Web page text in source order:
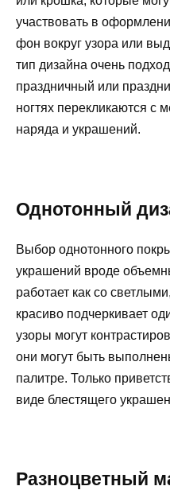
участвовать в
фон вокруг узора или
тип дизайна очень
праздничный или
ногтях перекликаются
наряда и украшений.
Однотонный
Выбор однотонного
украшений вроде
работает как со
красиво подчеркивает
узоры могут
они могут быть
палитре. Только
виде блестящего
Разноцветный